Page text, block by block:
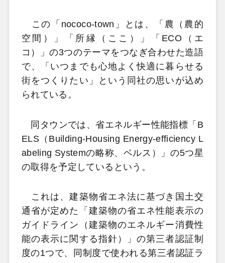
この「nococo-town」とは、「農（農的
空間）」「所縁（ここ）」「ECO（エ
コ）」の3つのテーマをつなぎ合わせた造語
で、「いつまでも心地よく快適に暮らせる
街をつくりたい」という同社の思いが込め
られている。
同タウンでは、省エネルギー性能指標「B
ELS（Building-Housing Energy-efficiency L
abeling Systemの略称、ベルス）」の5つ星
の取得を予定しているという。
これは、建築物省エネ法に基づき国土交
通省が定めた「建築物の省エネ性能表示の
ガイドライン（建築物のエネルギー消費性
能の表示に関する指針）」の第三者認証制
度の1つで、同制度で使われる第三者認証ラ